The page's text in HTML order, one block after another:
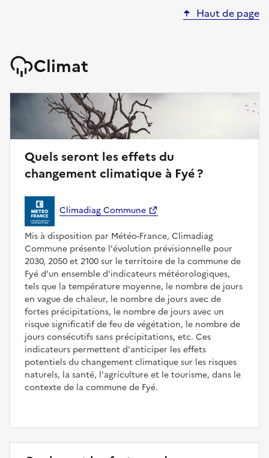
Haut de page
Climat
Quels seront les effets du
changement climatique à Fyé ?
Climadiag Commune
Mis à disposition par Météo-France, Climadiag
Commune présente l'évolution prévisionnelle pour
2030, 2050 et 2100 sur le territoire de la commune de
Fyé d'un ensemble d'indicateurs météorologiques,
tels que la température moyenne, le nombre de jours
en vague de chaleur, le nombre de jours avec de
fortes précipitations, le nombre de jours avec un
risque significatif de feu de végétation, le nombre de
jours consécutifs sans précipitations, etc. Ces
indicateurs permettent d'anticiper les effets
potentiels du changement climatique sur les risques
naturels, la santé, l'agriculture et le tourisme, dans le
contexte de la commune de Fyé.